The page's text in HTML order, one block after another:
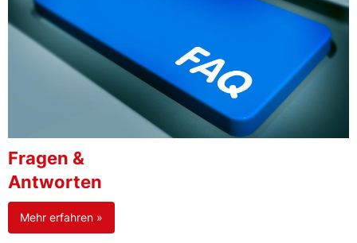
Fragen &
Antworten
Mehr erfahren »